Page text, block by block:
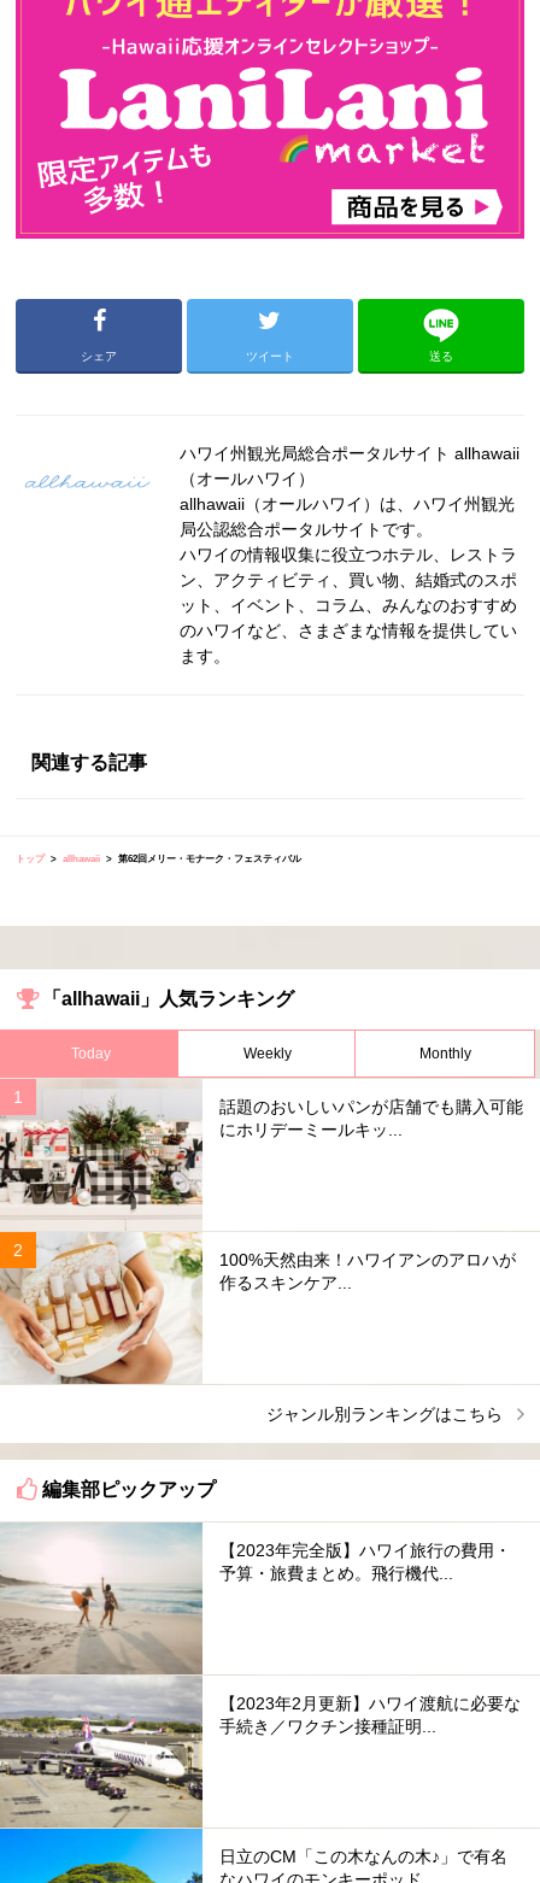
シェア ツイート 送る
ハワイ州観光局総合ポータルサイト allhawaii
（オールハワイ）
allhawaii（オールハワイ）は、ハワイ州観光
局公認総合ポータルサイトです。
ハワイの情報収集に役立つホテル、レストラ
ン、アクティビティ、買い物、結婚式のスポ
ット、イベント、コラム、みんなのおすすめ
のハワイなど、さまざまな情報を提供してい
ます。
関連する記事
トップ allhawaii 第62回メリー・モナーク・フェスティバル
「allhawaii」人気ランキング
Today Weekly Monthly
話題のおいしいパンが店舗でも購入可能
にホリデーミールキッ...
100%天然由来！ハワイアンのアロハが
作るスキンケア...
ジャンル別ランキングはこちら
編集部ピックアップ
【2023年完全版】ハワイ旅行の費用・
予算・旅費まとめ。飛行機代...
【2023年2月更新】ハワイ渡航に必要な
手続き／ワクチン接種証明...
日立のCM「この木なんの木♪」で有名
なハワイのモンキーポッド